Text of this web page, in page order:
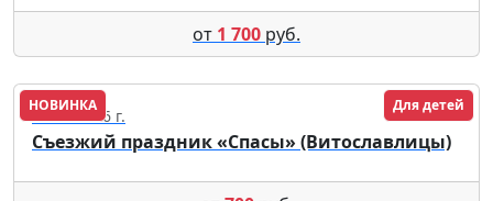
от 1 700 руб.
НОВИНКА Для детей
15.08.2026 г.
Съезжий праздник «Спасы» (Витославлицы)